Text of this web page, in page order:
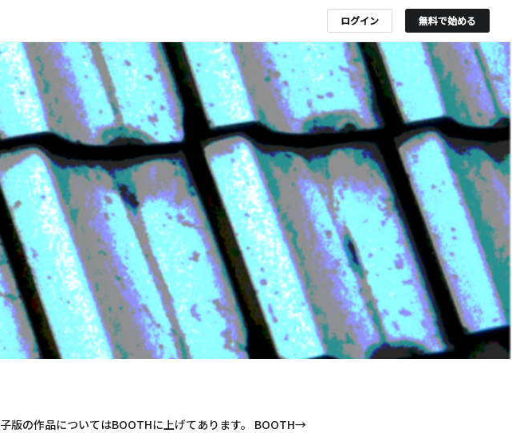
ログイン 無料で始める
版の作品についてはBOOTHに上げてあります。 BOOTH→